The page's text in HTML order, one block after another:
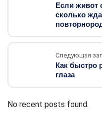
Если живот
сколько
Следующая
Как быстро
глаза
No recent posts found.